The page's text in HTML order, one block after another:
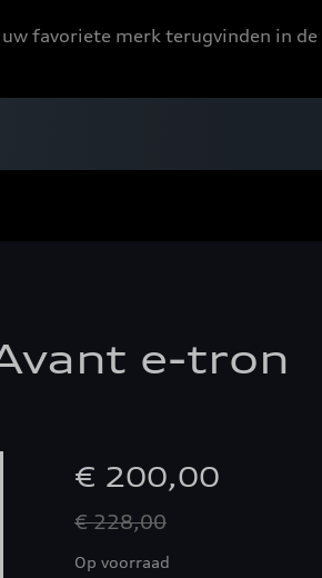
favoriete merk terugvinden in
e-tron
€ 200,00
€ 228,00
Op voorraad